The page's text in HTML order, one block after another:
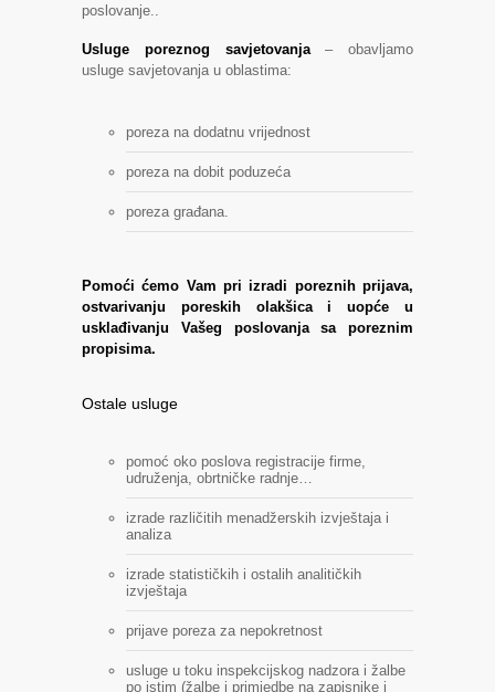
poslovanje..
Usluge poreznog savjetovanja– obavljamo
usluge savjetovanja u oblastima:
poreza na dodatnu vrijednost
poreza na dobit poduzeća
poreza građana.
Pomoći ćemo Vam pri izradi poreznih prijava,
ostvarivanju poreskih olakšica i uopće u
usklađivanju Vašeg poslovanja sa poreznim
propisima.
Ostale usluge
pomoć oko poslova registracije firme,
udruženja, obrtničke radnje…
izrade različitih menadžerskih izvještaja i
analiza
izrade statističkih i ostalih analitičkih
izvještaja
prijave poreza za nepokretnost
usluge u toku inspekcijskog nadzora i žalbe
po istim (žalbe i primjedbe na zapisnike i